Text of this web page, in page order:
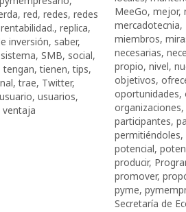
, red, redes, redes
rentabilidad., replica,
inversión, saber,
sistema, SMB, social,
tengan,tienen,tips,
,trae, Twitter,
usuario, usuarios,
ventaja
MeeGo, mejor,
mercadotecnia,
miembros,
necesarias,
propio, nivel,
objetivos,
oportunidades,
organizaciones,
participantes,
permitiéndoles,
potencial,
producir,
promover,
pyme,
Secretaría de